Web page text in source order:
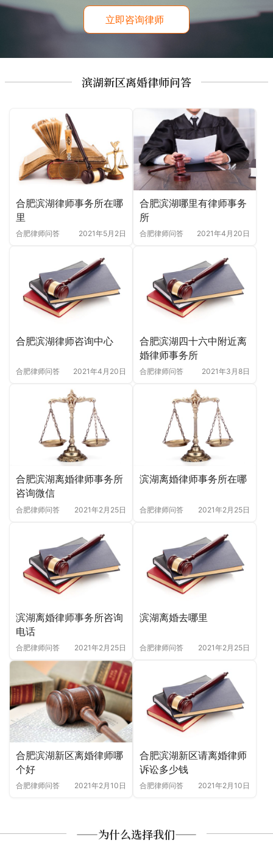
立即咨询律师
滨湖新区离婚律师问答
合肥滨湖律师事务所在哪
里
合肥律师问答 2021年5月2日
合肥滨湖哪里有律师事务
所
合肥律师问答 2021年4月20日
合肥滨湖律师咨询中心
合肥律师问答 2021年4月20日
合肥滨湖四十六中附近离
婚律师事务所
合肥律师问答 2021年3月8日
合肥滨湖离婚律师事务所
咨询微信
合肥律师问答 2021年2月25日
滨湖离婚律师事务所在哪
合肥律师问答 2021年2月25日
滨湖离婚律师事务所咨询
电话
合肥律师问答 2021年2月25日
滨湖离婚去哪里
合肥律师问答 2021年2月25日
合肥滨湖新区离婚律师哪
个好
合肥律师问答 2021年2月10日
合肥滨湖新区请离婚律师
诉讼多少钱
合肥律师问答 2021年2月10日
——为什么选择我们——